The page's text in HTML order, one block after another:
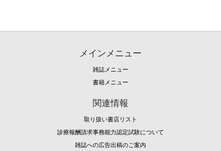
メインメニュー
雑誌メニュー
書籍メニュー
関連情報
取り扱い書店リスト
診療報酬請求事務能力認定試験について
雑誌への広告出稿のご案内